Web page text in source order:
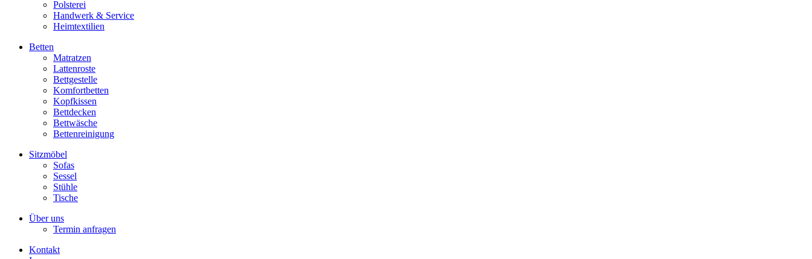
Polsterei
Handwerk & Service
Heimtextilien
Betten
Matratzen
Lattenroste
Bettgestelle
Komfortbetten
Kopfkissen
Bettdecken
Bettwäsche
Bettenreinigung
Sitzmöbel
Sofas
Sessel
Stühle
Tische
Über uns
Termin anfragen
Kontakt